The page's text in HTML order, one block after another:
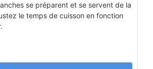
se préparent et se servent de la
le temps de cuisson en fonction